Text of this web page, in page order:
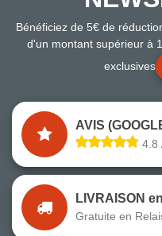
Bénéficiez de 5€ de
d'un montant supérieur à
exclusives
AVIS
4.8
LIVRAISON
Gratuite en